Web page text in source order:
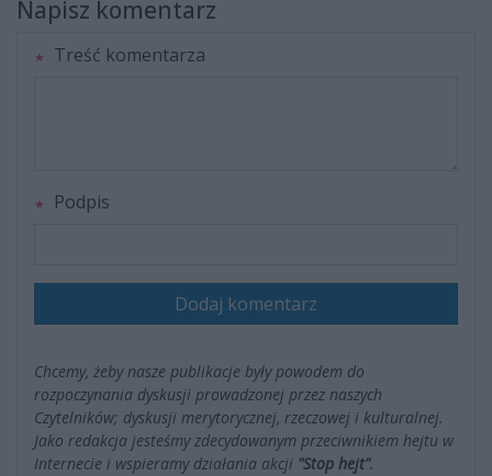
Napisz komentarz
Treść komentarza
Podpis
Dodaj komentarz
Chcemy, żeby nasze publikacje były powodem do
rozpoczynania dyskusji prowadzonej przez naszych
Czytelników; dyskusji merytorycznej, rzeczowej i kulturalnej.
Jako redakcja jesteśmy zdecydowanym przeciwnikiem hejtu w
Internecie i wspieramy działania akcji "Stop hejt".